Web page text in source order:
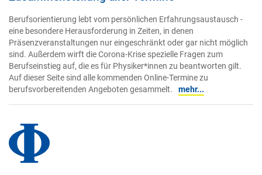
Berufsorientierung lebt vom persönlichen Erfahrungsaustausch -
eine besondere Herausforderung in Zeiten, in denen
Präsenzveranstaltungen nur eingeschränkt oder gar nicht möglich
sind. Außerdem wirft die Corona-Krise spezielle Fragen zum
Berufseinstieg auf, die es für Physiker*innen zu beantworten gilt.
Auf dieser Seite sind alle kommenden Online-Termine zu
berufsvorbereitenden Angeboten gesammelt.
mehr...